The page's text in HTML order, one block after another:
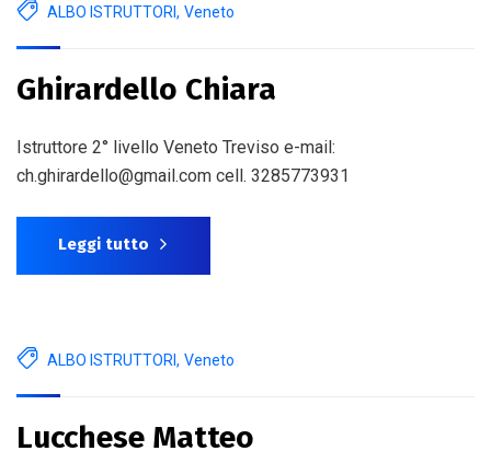
ALBO ISTRUTTORI, Veneto
Ghirardello Chiara
Istruttore 2° livello Veneto Treviso e-mail:
ch.ghirardello@gmail.com cell. 3285773931
Leggi tutto
ALBO ISTRUTTORI, Veneto
Lucchese Matteo